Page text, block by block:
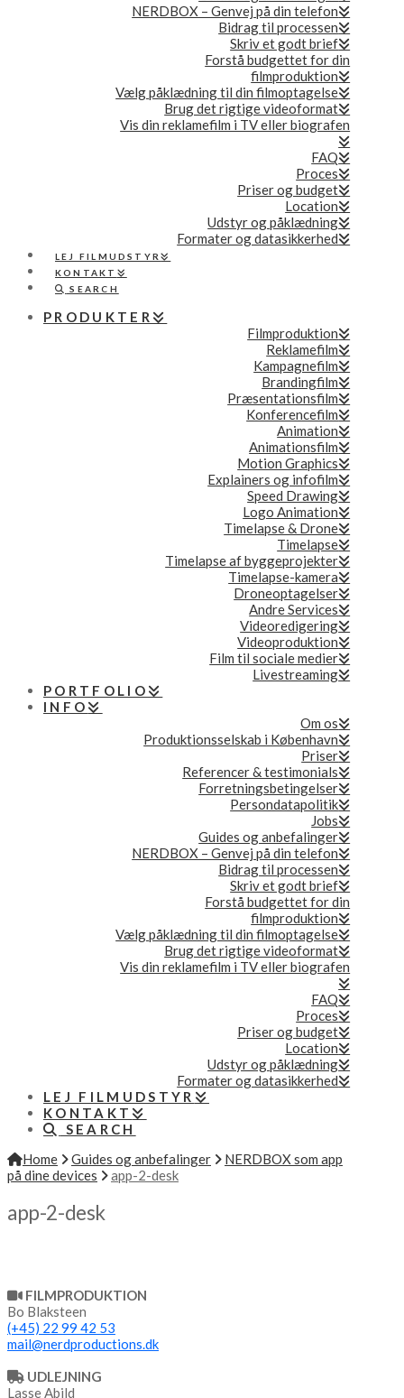
NERDBOX – Genvej på din telefon
Bidrag til processen
Skriv et godt brief
Forstå budgettet for din
filmproduktion
Vælg påklædning til din filmoptagelse
Brug det rigtige videoformat
Vis din reklamefilm i TV eller biografen
FAQ
Proces
Priser og budget
Location
Udstyr og påklædning
Formater og datasikkerhed
LEJ FILMUDSTYR
KONTAKT
SEARCH
PRODUKTER
Filmproduktion
Reklamefilm
Kampagnefilm
Brandingfilm
Præsentationsfilm
Konferencefilm
Animation
Animationsfilm
Motion Graphics
Explainers og infofilm
Speed Drawing
Logo Animation
Timelapse & Drone
Timelapse
Timelapse af byggeprojekter
Timelapse-kamera
Droneoptagelser
Andre Services
Videoredigering
Videoproduktion
Film til sociale medier
Livestreaming
PORTFOLIO
INFO
Om os
Produktionsselskab i København
Priser
Referencer & testimonials
Forretningsbetingelser
Persondatapolitik
Jobs
Guides og anbefalinger
NERDBOX – Genvej på din telefon
Bidrag til processen
Skriv et godt brief
Forstå budgettet for din
filmproduktion
Vælg påklædning til din filmoptagelse
Brug det rigtige videoformat
Vis din reklamefilm i TV eller biografen
FAQ
Proces
Priser og budget
Location
Udstyr og påklædning
Formater og datasikkerhed
LEJ FILMUDSTYR
KONTAKT
SEARCH
Home
Guides og anbefalinger
NERDBOX som app
på dine devices
app-2-desk
app-2-desk
FILMPRODUKTION
Bo Blaksteen
(+45) 22 99 42 53
mail@nerdproductions.dk
UDLEJNING
Lasse Abild